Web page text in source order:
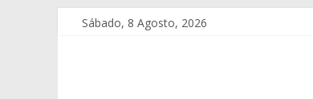
Sábado, 8 Agosto, 2026